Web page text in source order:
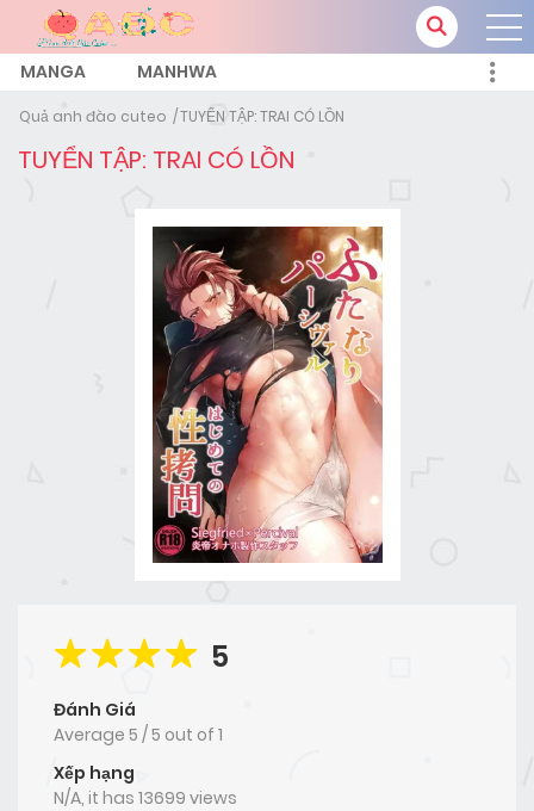
MANGA MANHWA
Quả anh đào cuteo TUYỂN TẬP: TRAI CÓ LỒN
TUYỂN TẬP: TRAI CÓ LỒN
5
Đánh Giá
Average 5 /5 out of 1
Xếp hạng
N/A, it has 13699 views